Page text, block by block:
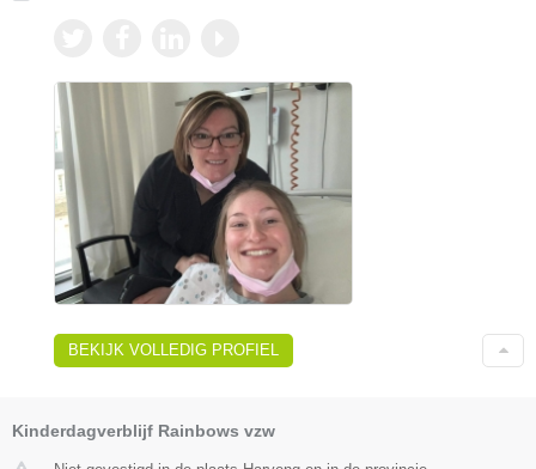
BEKIJK VOLLEDIG PROFIEL
Kinderdagverblijf Rainbows vzw